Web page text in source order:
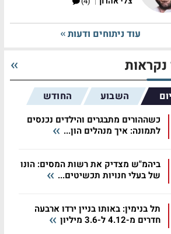
עוד ניתוחים ודעות
נקראות
השבוע החודש
כשההורים מתבגרים והילדים נכנסים
לתמונה: איך מנהלים הון...
ביהמ"ש מצדיק את רשות המסים: הונו
של בעלי חנויות תכשיטים...
תל בנימין: באותו בניין ירדו ארבעה
חדרים מ-4.12 ל-3.6 מיליון